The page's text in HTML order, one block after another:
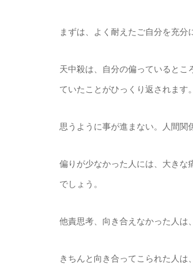
まずは、よく耐えたご自分を充分
天中殺は、自分の偏っているとこ
ていたことがひっくり返されます。
思うように事が進まない。人間関
偏りが少なかった人には、大きな
でしょう。
他責思考、向き合えなかった人は
きちんと向き合ってこられた人は